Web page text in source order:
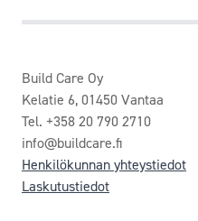
Build Care Oy
Kelatie 6, 01450 Vantaa
Tel. +358 20 790 2710
info@buildcare.fi
Henkilökunnan yhteystiedot
Laskutustiedot